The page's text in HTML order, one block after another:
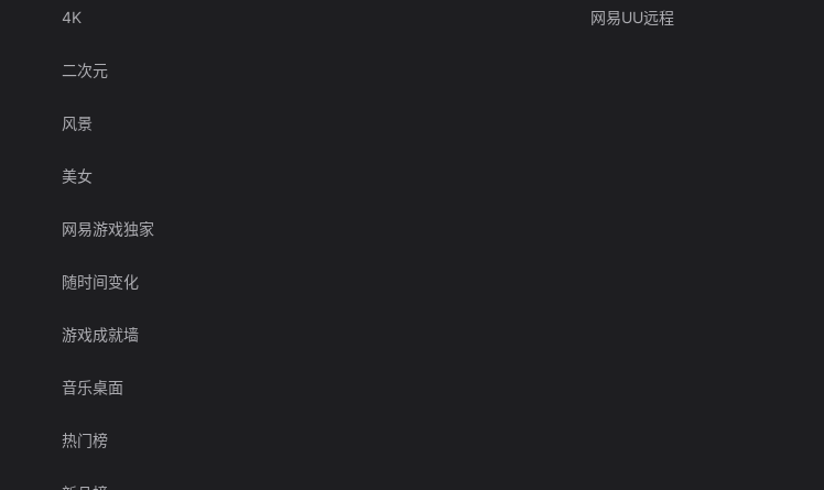
4K
二次元
风景
美女
网易游戏独家
随时间变化
游戏成就墙
音乐桌面
热门榜
网易UU远程